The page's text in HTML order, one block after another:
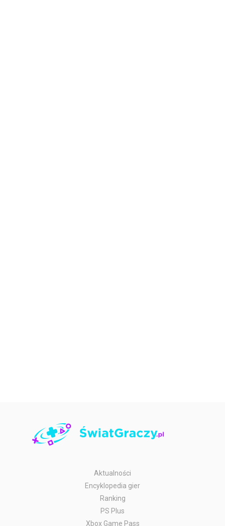
Aktualności
Encyklopedia gier
Ranking
PS Plus
Xbox Game Pass